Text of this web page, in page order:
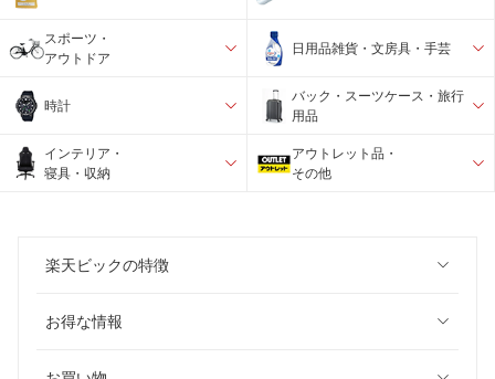
スポーツ・
アウトドア
日用品雑貨・文房具・手芸
時計
バック・スーツケース・旅行
用品
インテリア・
寝具・収納
アウトレット品・
その他
楽天ビックの特徴
お得な情報